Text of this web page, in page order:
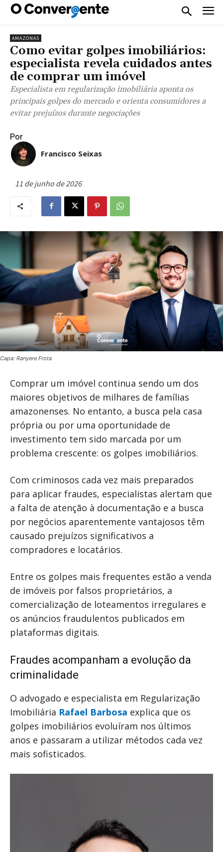
AMAZONAS
Como evitar golpes imobiliários:
especialista revela cuidados antes
de comprar um imóvel
Especialista em regularização imobiliária aponta os
principais golpes do mercado e orienta consumidores a
evitar prejuízos durante negociações
Por
Francisco Seixas
11 de junho de 2026
Capa: Ranyere Frota
Comprar um imóvel continua sendo um dos
maiores objetivos de milhares de famílias
amazonenses. No entanto, a busca pela casa
própria ou por uma oportunidade de
investimento tem sido marcada por um
problema crescente: os golpes imobiliários.
Com criminosos cada vez mais preparados
para aplicar fraudes, especialistas alertam que
a falta de atenção à documentação e a busca
por negócios aparentemente vantajosos têm
causado prejuízos significativos a
compradores e locatários.
Entre os golpes mais frequentes estão a venda
de imóveis por falsos proprietários, a
comercialização de loteamentos irregulares e
os anúncios fraudulentos publicados em
plataformas digitais.
Fraudes acompanham a evolução da
criminalidade
O advogado e especialista em Regularização
Imobiliária Rafael Barbosa explica que os
golpes imobiliários evoluíram nos últimos
anos e passaram a utilizar métodos cada vez
mais sofisticados.